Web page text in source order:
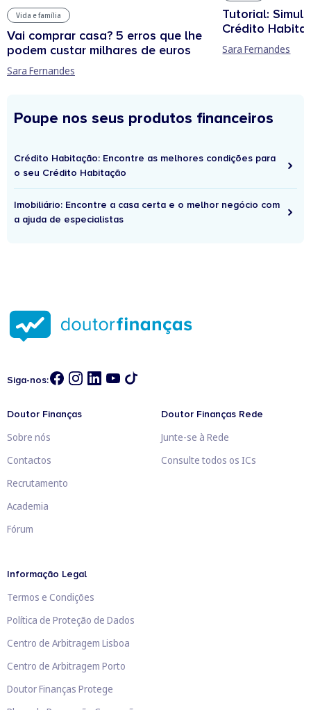
Vida e família
Vai comprar casa? 5 erros que lhe
podem custar milhares de euros
Sara Fernandes
Tutorial:
Crédito
Sara Fernandes
Poupe nos seus produtos financeiros
Crédito Habitação: Encontre as melhores condições para
o seu Crédito Habitação
Imobiliário: Encontre a casa certa e o melhor negócio com
a ajuda de especialistas
Siga-nos:
Doutor Finanças
Sobre nós
Contactos
Recrutamento
Academia
Fórum
Doutor Finanças Rede
Junte-se à Rede
Consulte todos os ICs
Informação Legal
Termos e Condições
Política de Proteção de Dados
Centro de Arbitragem Lisboa
Centro de Arbitragem Porto
Doutor Finanças Protege